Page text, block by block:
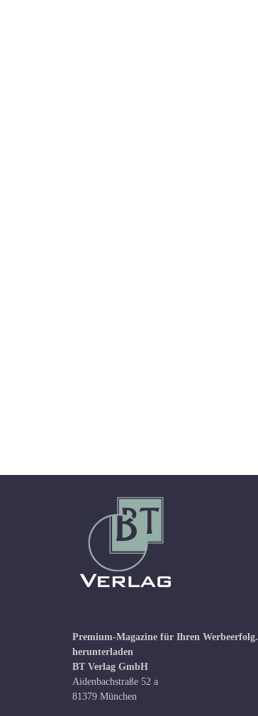
Premium-Magazine für Ihren Werbeerfolg.
herunterladen
BT Verlag GmbH
Aidenbachstraße 52 a
81379 München